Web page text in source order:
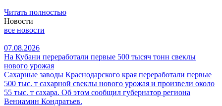
Читать полностью
Новости
все новости
07.08.2026
На Кубани переработали первые 500 тысяч тонн свеклы
нового урожая
Сахарные заводы Краснодарского края переработали первые
500 тыс. т сахарной свеклы нового урожая и произвели около
55 тыс. т сахара. Об этом сообщил губернатор региона
Вениамин Кондратьев.